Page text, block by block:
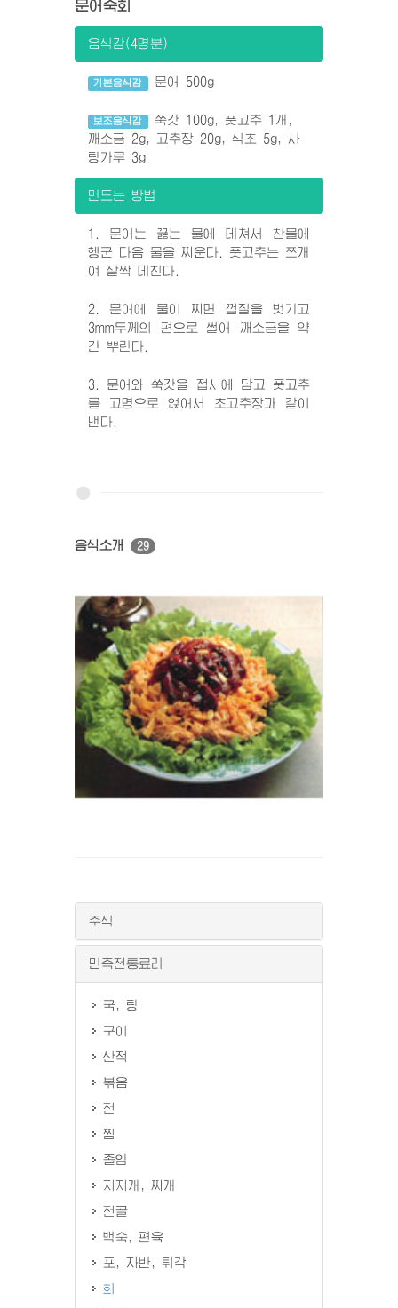
문어숙회
음식감(4명분)
기본음식감 문어 500g
보조음식감
쑥갓 100g, 풋고추 1개,
깨소금 2g, 고추장 20g, 식초 5g, 사
탕가루 3g
만드는 방법
1. 문어는 끓는 물에 데쳐서 찬물에
헹군 다음 물을 찌운다. 풋고추는 쪼개
여 살짝 데친다.
2. 문어에 물이 찌면 껍질을 벗기고
3mm두께의 편으로 썰어 깨소금을 약
간 뿌린다.
3. 문어와 쑥갓을 접시에 담고 풋고추
를 고명으로 얹어서 초고추장과 같이
낸다.
음식소개 29
주식
민족전통료리
국, 탕
구이
산적
볶음
전
찜
졸임
지지개, 찌개
전골
백숙, 편육
포, 자반, 튀각
회